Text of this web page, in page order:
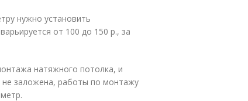
нужно установить
от 100 до 150 р., за
натяжного потолка, и
не заложена, работы по монтажу